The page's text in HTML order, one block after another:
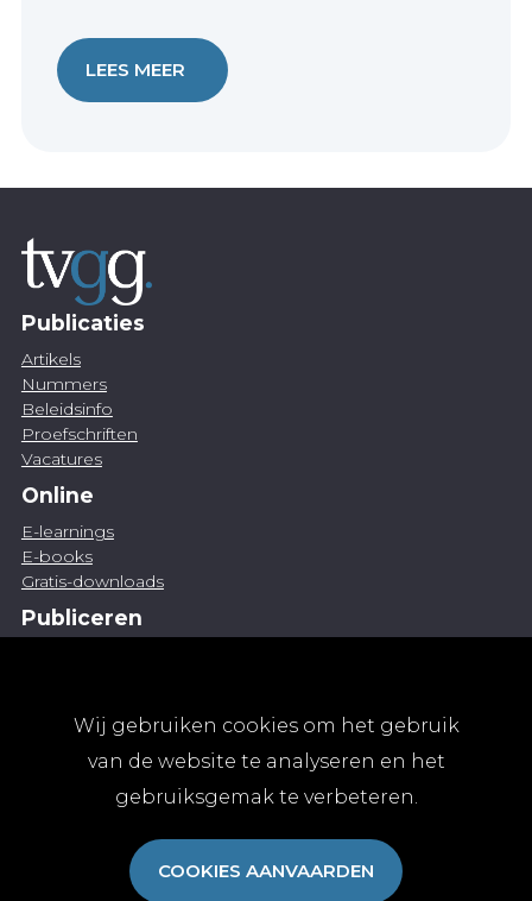
Wij gebruiken cookies om het gebruik
van de website te analyseren en het
gebruiksgemak te verbeteren.
COOKIES AANVAARDEN
LEES MEER
Publicaties
Artikels
Nummers
Beleidsinfo
Proefschriften
Vacatures
Online
E-learnings
E-books
Gratis-downloads
Publiceren
Abonnementen
Algemene abonnementsvoorwaarden